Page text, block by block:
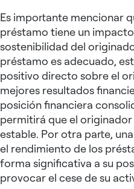
Es importante mencionar
préstamo tiene un
sostenibilidad del
préstamo es adecuado,
positivo directo sobre el
mejores resultados
posición financiera
permitirá que el
estable. Por otra parte,
el rendimiento de los
forma significativa a su
provocar el cese de su